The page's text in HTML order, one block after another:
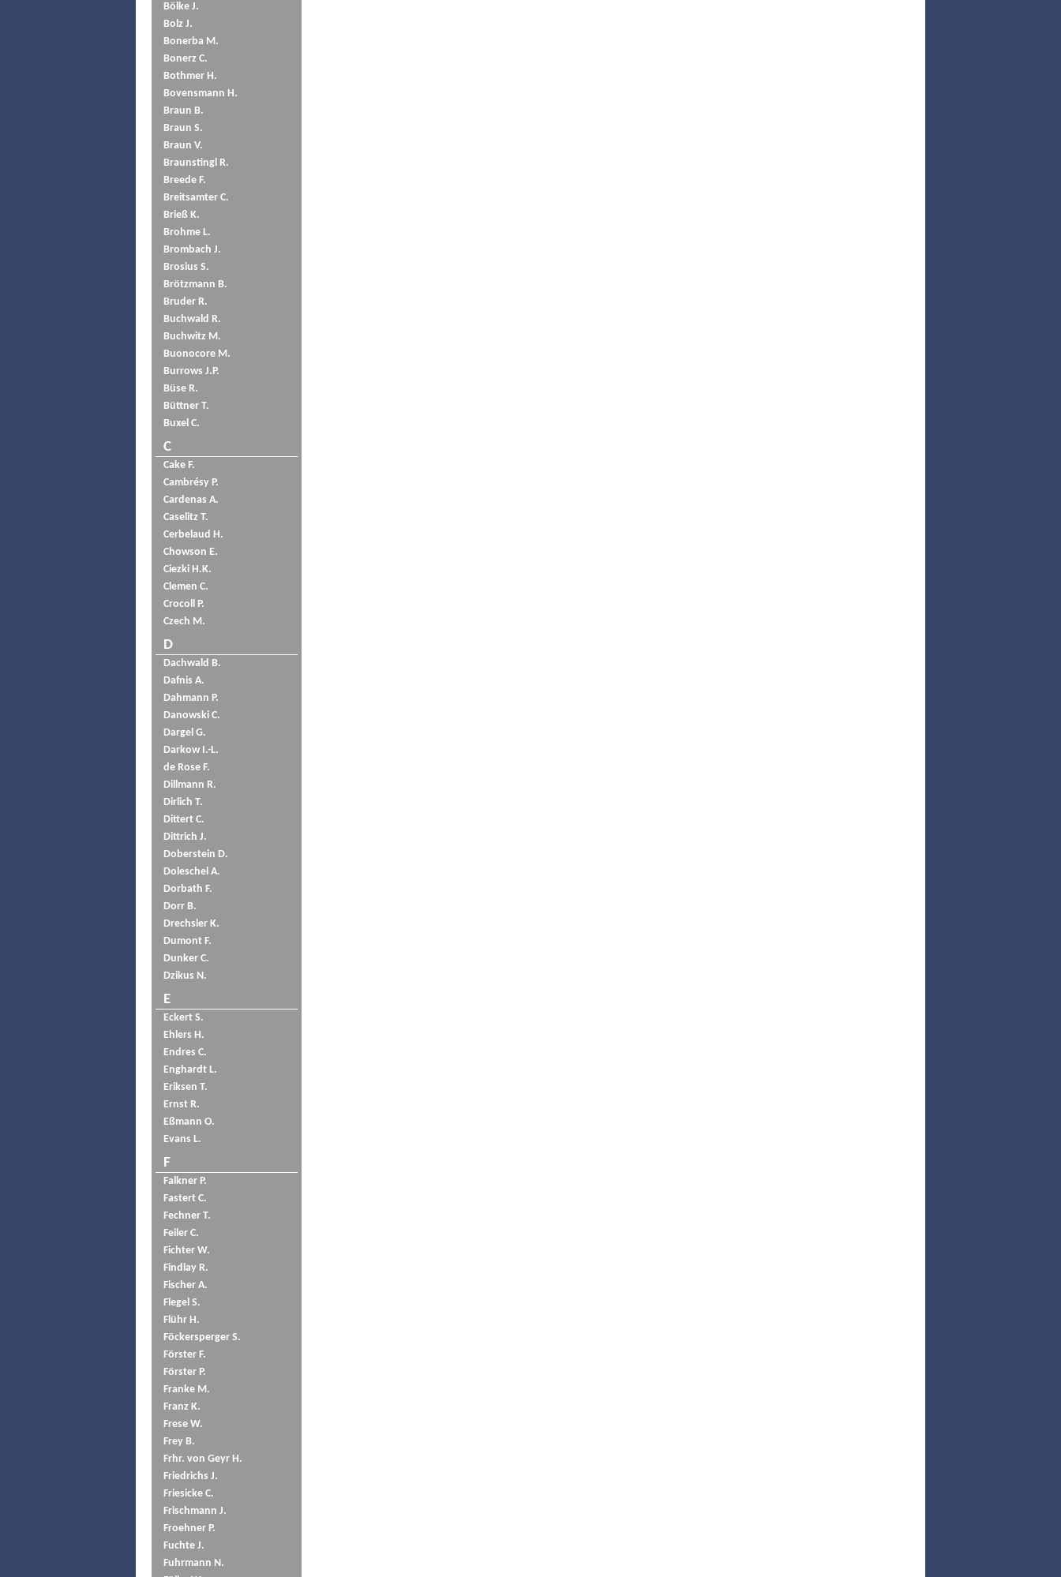
Bölke J.
Bolz J.
Bonerba M.
Bonerz C.
Bothmer H.
Bovensmann H.
Braun B.
Braun S.
Braun V.
Braunstingl R.
Breede F.
Breitsamter C.
Brieß K.
Brohme L.
Brombach J.
Brosius S.
Brötzmann B.
Bruder R.
Buchwald R.
Buchwitz M.
Buonocore M.
Burrows J.P.
Büse R.
Büttner T.
Buxel C.
C
Cake F.
Cambrésy P.
Cardenas A.
Caselitz T.
Cerbelaud H.
Chowson E.
Ciezki H.K.
Clemen C.
Crocoll P.
Czech M.
D
Dachwald B.
Dafnis A.
Dahmann P.
Danowski C.
Dargel G.
Darkow I.-L.
de Rose F.
Dillmann R.
Dirlich T.
Dittert C.
Dittrich J.
Doberstein D.
Doleschel A.
Dorbath F.
Dorr B.
Drechsler K.
Dumont F.
Dunker C.
Dzikus N.
E
Eckert S.
Ehlers H.
Endres C.
Enghardt L.
Eriksen T.
Ernst R.
Eßmann O.
Evans L.
F
Falkner P.
Fastert C.
Fechner T.
Feiler C.
Fichter W.
Findlay R.
Fischer A.
Flegel S.
Flühr H.
Föckersperger S.
Förster F.
Förster P.
Franke M.
Franz K.
Frese W.
Frey B.
Frhr. von Geyr H.
Friedrichs J.
Friesicke C.
Frischmann J.
Froehner P.
Fuchte J.
Fuhrmann N.